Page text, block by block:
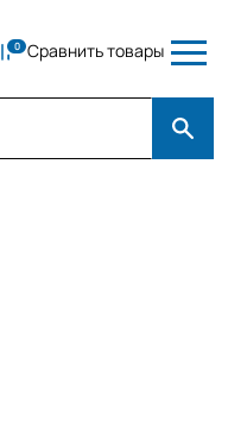
Сравнить товары